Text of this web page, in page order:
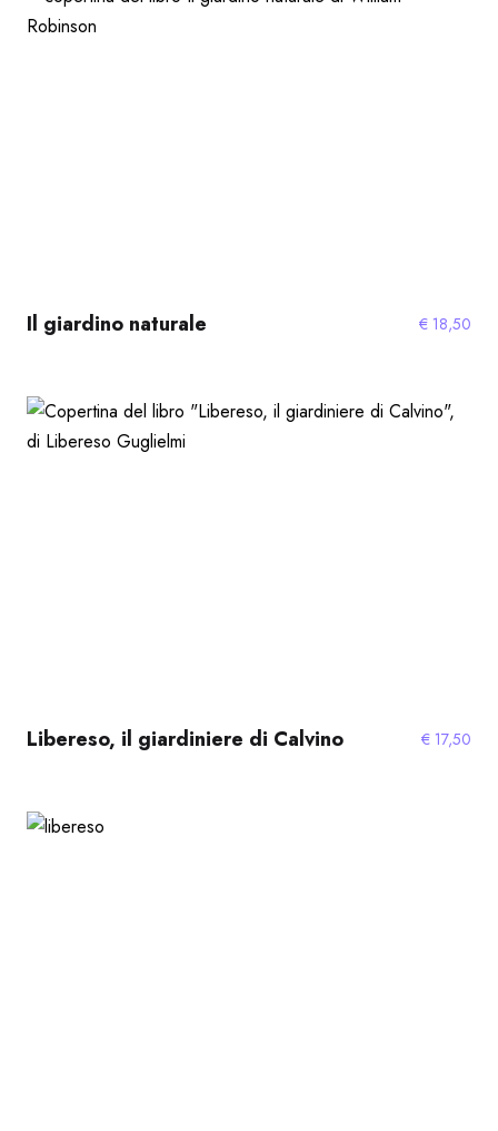
Il giardino naturale € 18,50
Libereso, il giardiniere di Calvino € 17,50